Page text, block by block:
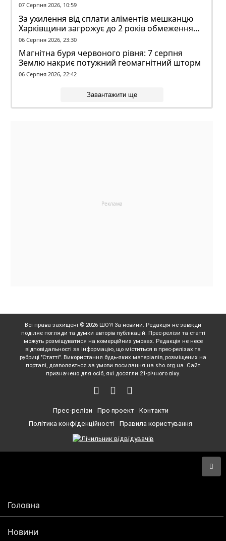
07 Серпня 2026, 10:59
За ухилення від сплати аліментів мешканцю
Харківщини загрожує до 2 років обмеження
волі
06 Серпня 2026, 23:30
Магнітна буря червоного рівня: 7 серпня
Землю накриє потужний геомагнітний шторм
06 Серпня 2026, 22:42
Завантажити ще
Всі права захищені © 2026 ШО?! За новини. Редакція не завжди
поділяє погляди та думки авторів публікацій. Прес-релізи та статті
можуть розміщуватися на комерційних умовах. Редакція не несе
відповідальності за інформацію, що міститься в прес-релізах та
рубриці "Статті". Використання будь-яких матеріалів, розміщених на
порталі, дозволяється за умови посилання на sho.org.ua. Сайт
призначено для осіб, які досягли 21-річного віку.
Прес-релізи Про проект
Контакти
Політика конфіденційності
Правила користування
Головна
Новини